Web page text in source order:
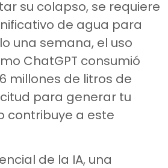
su colapso, se requiere
de agua para
una semana, el uso
ChatGPT consumió
millones de litros de
para generar tu
contribuye a este
de la IA, una